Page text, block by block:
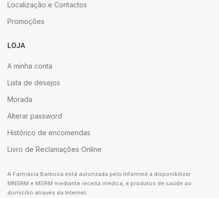
Localização e Contactos
Promoções
LOJA
A minha conta
Lista de desejos
Morada
Alterar password
Histórico de encomendas
Livro de Reclamações Online
A Farmácia Barbosa está autorizada pelo Infarmed a disponibilizar
MNSRM e MSRM mediante receita médica, e produtos de saúde ao
domicílio através da Internet.